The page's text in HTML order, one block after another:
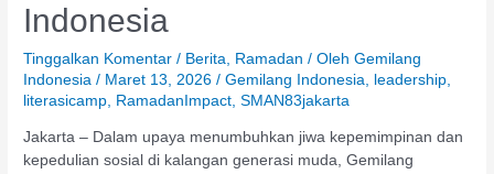
Indonesia
Tinggalkan Komentar / Berita Ramadan / OlehGemilang
Indonesia/ Maret 13, 2026/Gemilang Indonesia leadership
literasicamp RamadanImpact ,SMAN83jakarta
Jakarta – Dalam upaya menumbuhkan jiwa kepemimpinan dan
kepedulian sosial di kalangan generasi muda, Gemilang